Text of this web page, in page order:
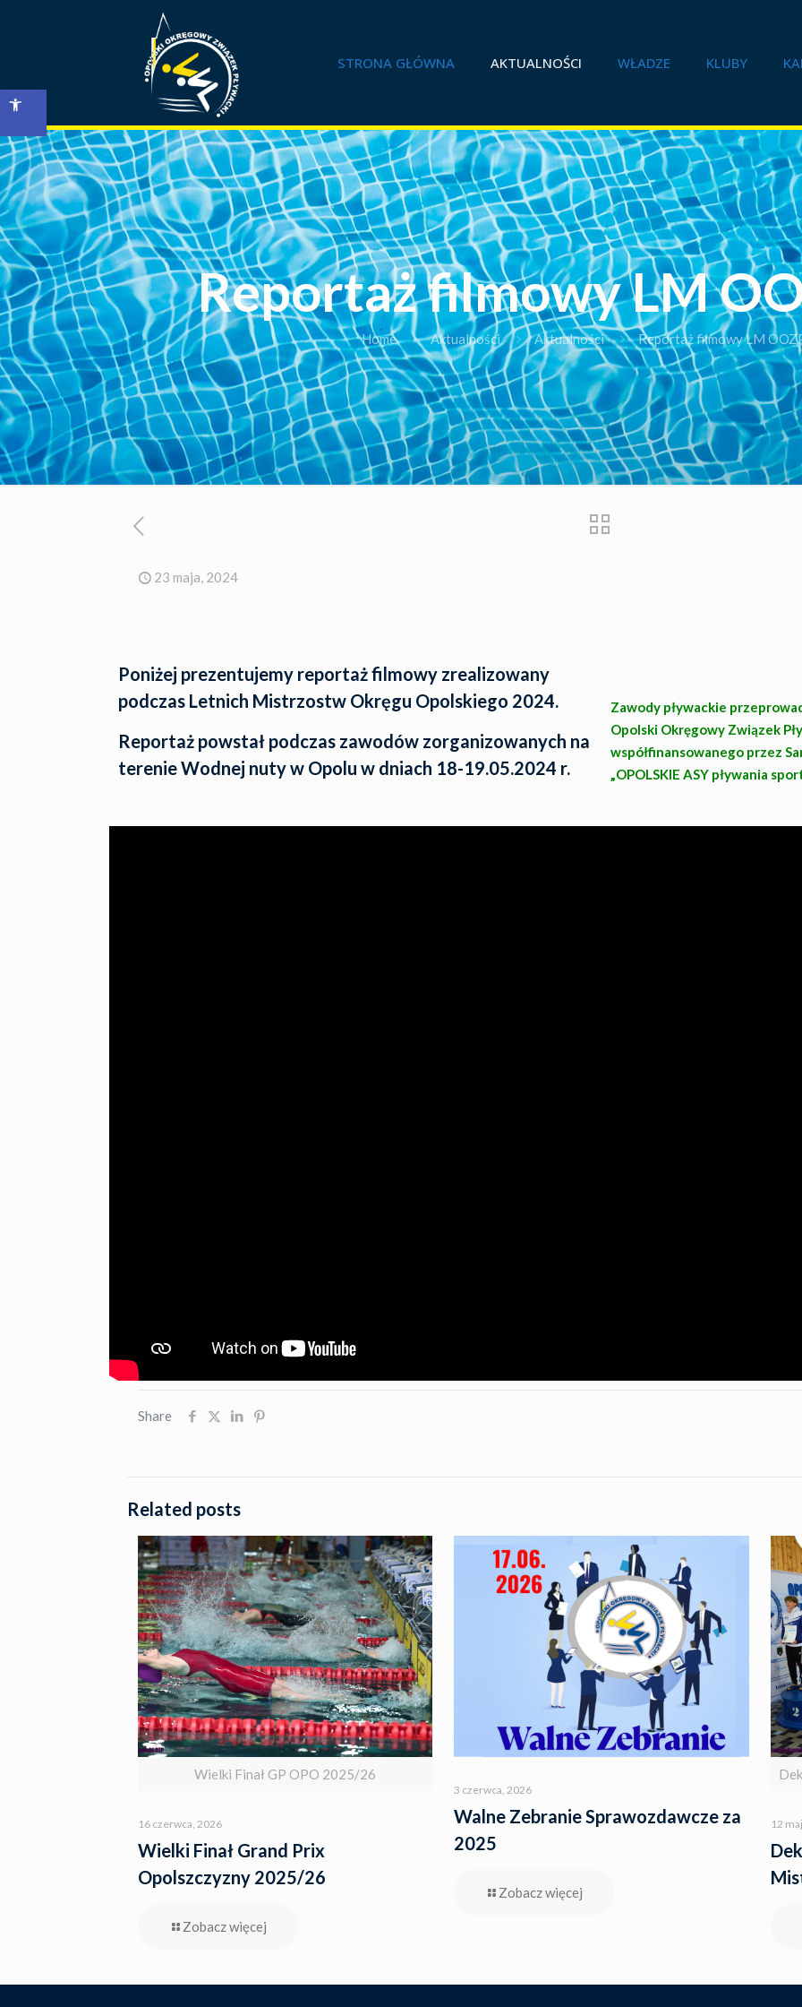
Open toolbar
STRONA GŁÓWNA AKTUALNOŚCI WŁADZE KLUBY
Reportaż filmowy LM
Home Aktualności Aktualności Reportaż filmowy LM
23 maja, 2024
Poniżej prezentujemy reportaż filmowy zrealizowany
podczas Letnich Mistrzostw Okręgu Opolskiego 2024.
Reportaż powstał podczas zawodów zorganizowanych na
terenie Wodnej nuty w Opolu w dniach 18-19.05.2024 r.
Zawody pływackie
Opolski Okręgowy Związek
współfinansowanego przez
„OPOLSKIE ASY pływania
Share
Related posts
Wielki Finał GP OPO 2025/26
16 czerwca, 2026
Wielki Finał Grand Prix
Opolszczyzny 2025/26
Zobacz więcej
3 czerwca, 2026
Walne Zebranie Sprawozdawcze za
2025
Zobacz więcej
12